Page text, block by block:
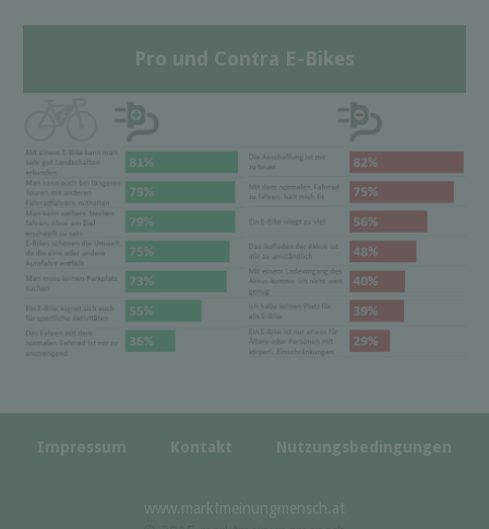
Pro und Contra E-Bikes
Impressum Kontakt Nutzungsbedingungen
www.marktmeinungmensch.at